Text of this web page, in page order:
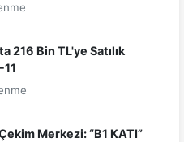
216 Bin TL'ye Satılık
Merkezi: “B1 KATI”